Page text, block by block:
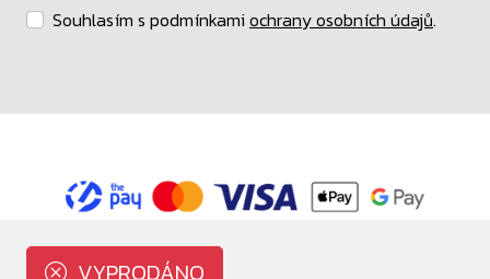
VYPRODÁNO
Souhlasím s podmínkami ochrany osobních údajů.
Copyright © Blindbox.cz 2015 - 2026